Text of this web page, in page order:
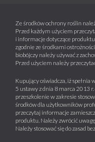
Ze środków ochrony roślin
Przed każdym użyciem
i informacje dotyczące
zgodnie ze środkami
biobójczy należy używać z
Przed użyciem należy
Kupujący oświadcza, iż
5 ustawy z dnia 8 marca 2013
przeszkolenie w zakresie
środków dla użytkowników
przeczytaj informacje
produktu. Należy zwrócić
Należy stosować się do zasad